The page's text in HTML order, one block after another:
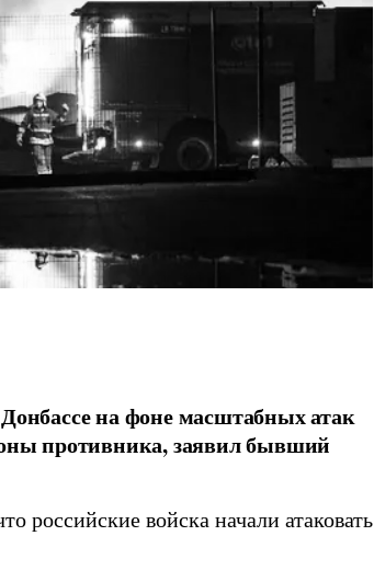
на фоне масштабных атак
противника, заявил бывший
российские войска начали атаковать